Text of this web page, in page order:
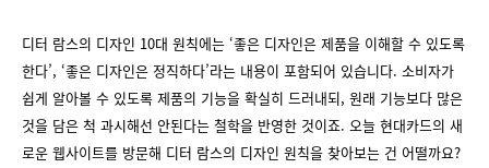
디터 람스의 디자인 10대 원칙에는 ‘좋은 디자인은 제품을 이해할 수 있도록
한다’, ‘좋은 디자인은 정직하다’라는 내용이 포함되어 있습니다. 소비자가
쉽게 알아볼 수 있도록 제품의 기능을 확실히 드러내되, 원래 기능보다 많은
것을 담은 척 과시해선 안된다는 철학을 반영한 것이죠. 오늘 현대카드의 새
로운 웹사이트를 방문해 디터 람스의 디자인 원칙을 찾아보는 건 어떨까요?